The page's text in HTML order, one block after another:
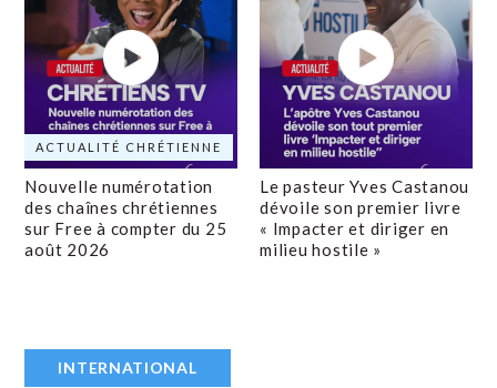
ACTUALITÉ CHRÉTIENNE
Nouvelle numérotation
des chaînes chrétiennes
sur Free à compter du 25
août 2026
Le pasteur Yves Castanou
dévoile son premier livre
« Impacter et diriger en
milieu hostile »
INTERNATIONAL